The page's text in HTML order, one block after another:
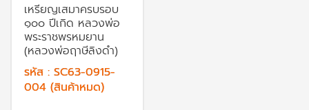
เหรียญเสมาครบรอบ
๑๐๐ ปีเกิด หลวงพ่อ
พระราชพรหมยาน
(หลวงพ่อฤาษีลิงดำ)
รหัส : SC63-0915-
004 (สินค้าหมด)